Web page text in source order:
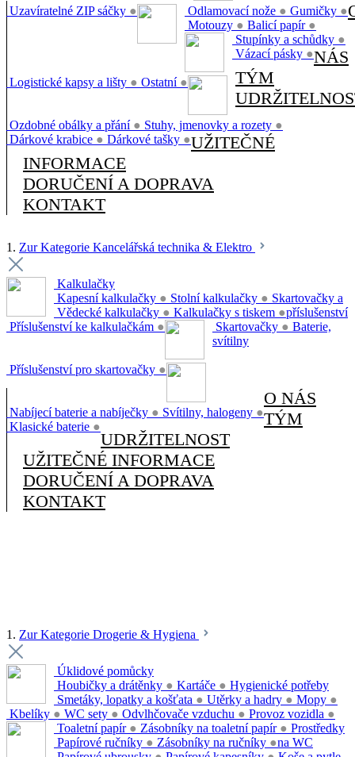
Uzavíratelné ZIP sáčky ● Odlamovací nože ● Gumičky ●
Motouzy ● Balicí papír ●
Stupínky a schůdky ●
Vázací pásky ●
Logistické kapsy a lišty ● Ostatní ●
Ozdobné obálky a přání ● Stuhy, jmenovky a rozety ●
Dárkové krabice ● Dárkové tašky ●
NÁS
TÝM
UŽITEČNÉ
INFORMACE
DORUČENÍ A DOPRAVA
KONTAKT
1. Zur Kategorie Kancelářská technika & Elektro
Kalkulačky
Kapesní kalkulačky ● Stolní kalkulačky ●
Vědecké kalkulačky ● Kalkulačky s tiskem ●
Příslušenství ke kalkulačkám ●
Skartovačky a
příslušenství
Skartovačky ●
Příslušenství pro skartovačky ●
Baterie,
svítilny
Nabíjecí baterie a nabíječky ● Svítilny, halogeny ●
Klasické baterie ●
O NÁS
TÝM
UDRŽITELNOST
UŽITEČNÉ INFORMACE
DORUČENÍ A DOPRAVA
KONTAKT
1. Zur Kategorie Drogerie & Hygiena
Úklidové pomůcky
Houbičky a drátěnky ● Kartáče ●
Smetáky, lopatky a košťata ● Utěrky a hadry ● Mopy ●
Kbelíky ● WC sety ● Odvlhčovače vzduchu ● Provoz vozidla ●
Hygienické potřeby
Toaletní papír ● Zásobníky na toaletní papír ●
Papírové ručníky ● Zásobníky na ručníky ●
Prostředky
na WC